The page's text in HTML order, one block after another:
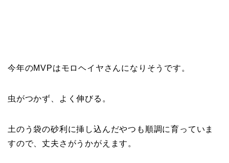
今年のMVPはモロヘイヤさんになりそうです。
虫がつかず、よく伸びる。
土のう袋の砂利に挿し込んだやつも順調に育っていま
すので、丈夫さがうかがえます。